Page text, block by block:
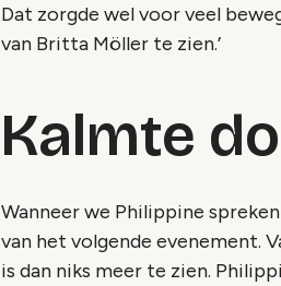
Dat zorgde wel voor veel
van Britta Möller te zien.’
Kalmte
Wanneer we Philippine
van het volgende evenement.
is dan niks meer te zien.